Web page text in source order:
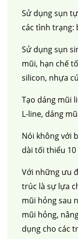
Sử dụng sụn
các tình trạng:
Sử dụng sụn
mũi, hạn chế
silicon, nhựa
Tạo dáng mũi
L-line, dáng
Nói không với
dài tối thiểu 10
Với những ưu
trúc là sự lựa
mũi hỏng sau
mũi hỏng,
dụng cho các